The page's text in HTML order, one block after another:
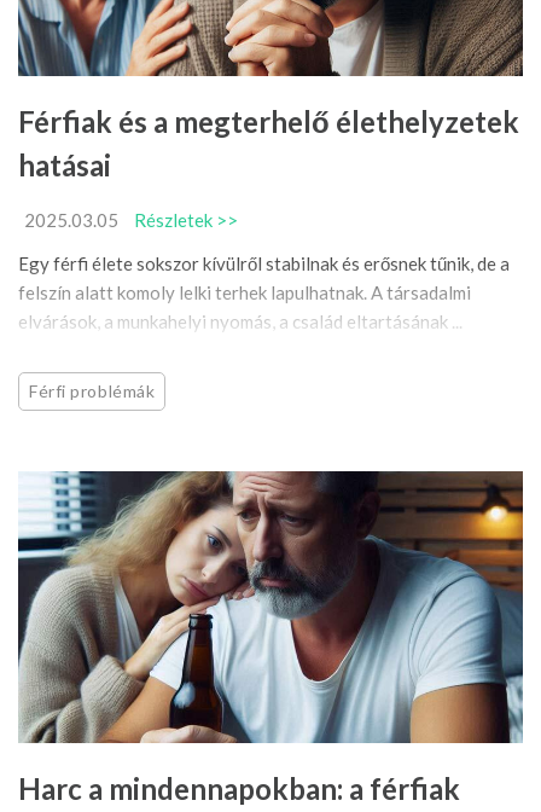
Férfiak és a megterhelő élethelyzetek
hatásai
2025.03.05
Részletek >>
Egy férfi élete sokszor kívülről stabilnak és erősnek tűnik, de a
felszín alatt komoly lelki terhek lapulhatnak. A társadalmi
elvárások, a munkahelyi nyomás, a család eltartásának ...
Férfi problémák
Harc a mindennapokban: a férfiak